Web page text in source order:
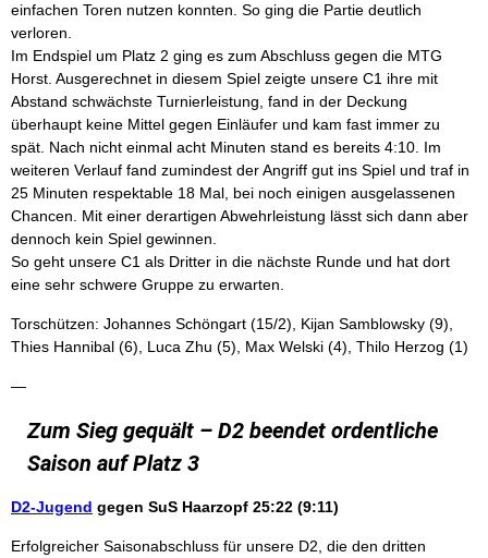
einfachen Toren nutzen konnten. So ging die Partie deutlich
verloren.
Im Endspiel um Platz 2 ging es zum Abschluss gegen die MTG
Horst. Ausgerechnet in diesem Spiel zeigte unsere C1 ihre mit
Abstand schwächste Turnierleistung, fand in der Deckung
überhaupt keine Mittel gegen Einläufer und kam fast immer zu
spät. Nach nicht einmal acht Minuten stand es bereits 4:10. Im
weiteren Verlauf fand zumindest der Angriff gut ins Spiel und traf in
25 Minuten respektable 18 Mal, bei noch einigen ausgelassenen
Chancen. Mit einer derartigen Abwehrleistung lässt sich dann aber
dennoch kein Spiel gewinnen.
So geht unsere C1 als Dritter in die nächste Runde und hat dort
eine sehr schwere Gruppe zu erwarten.
Torschützen: Johannes Schöngart (15/2), Kijan Samblowsky (9),
Thies Hannibal (6), Luca Zhu (5), Max Welski (4), Thilo Herzog (1)
—
Zum Sieg gequält – D2 beendet ordentliche
Saison auf Platz 3
D2-Jugend gegen SuS Haarzopf 25:22 (9:11)
Erfolgreicher Saisonabschluss für unsere D2, die den dritten